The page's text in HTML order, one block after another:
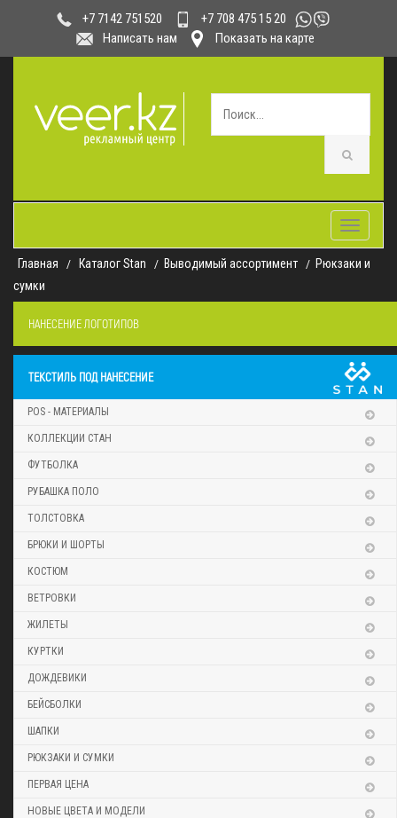
+7 7142 751520
+7 708 475 15 20
Написать нам
Показать на карте
Toggle
Главная
Каталог Stan Выводимый ассортимент
Рюкзаки и
сумки
НАНЕСЕНИЕ ЛОГОТИПОВ
ТЕКСТИЛЬ ПОД НАНЕСЕНИЕ
POS - МАТЕРИАЛЫ
КОЛЛЕКЦИИ СТАН
ФУТБОЛКА
РУБАШКА ПОЛО
ТОЛСТОВКА
БРЮКИ И ШОРТЫ
КОСТЮМ
ВЕТРОВКИ
ЖИЛЕТЫ
КУРТКИ
ДОЖДЕВИКИ
БЕЙСБОЛКИ
ШАПКИ
РЮКЗАКИ И СУМКИ
ПЕРВАЯ ЦЕНА
НОВЫЕ ЦВЕТА И МОДЕЛИ